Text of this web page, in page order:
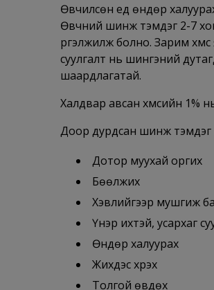
Өвчилсөн үед өндөр
Өвчний шинж тэмдэг 2-7
үргэлжилж болно. Зарим
суулгалт нь шингэний
шаардлагатай.
Халдвар авсан хүмүүсийн
Доор дурдсан шинж тэмдэг
Дотор муухай оргих
Бөөлжих
Хэвлийгээр мушгиж
Үнэр ихтэй, усархаг
Өндөр халуурах
Жихүүдэс хүрэх
Толгой өвдөх